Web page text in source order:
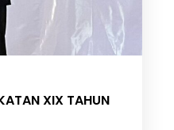
XIX TAHUN